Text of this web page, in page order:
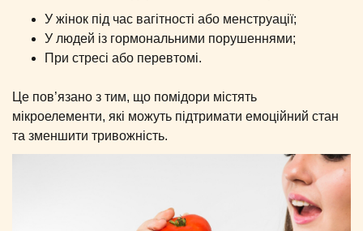
У жінок під час вагітності або менструації;
У людей із гормональними порушеннями;
При стресі або перевтомі.
Це пов’язано з тим, що помідори містять
мікроелементи, які можуть підтримати емоційний стан
та зменшити тривожність.